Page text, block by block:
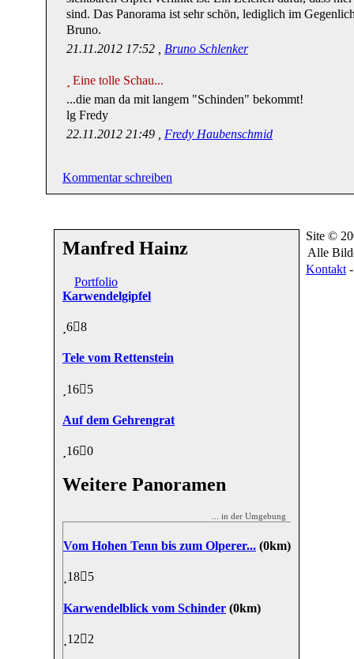
sind. Das Panorama ist sehr schön, lediglich im
Bruno.
21.11.2012 17:52 , Bruno Schlenker
Eine tolle Schau...
...die man da mit langem "Schinden" bekommt!
lg Fredy
22.11.2012 21:49 , Fredy Haubenschmid
Kommentar schreiben
Manfred Hainz
Portfolio
Karwendelgipfel
6 8
Tele vom Rettenstein
16 5
Auf dem Gehrengrat
16 0
Weitere Panoramen
... in der Umgebung
Vom Hohen Tenn bis zum Olperer... (0km)
18 5
Karwendelblick vom Schinder (0km)
12 2
Site ©
Alle
Kontakt